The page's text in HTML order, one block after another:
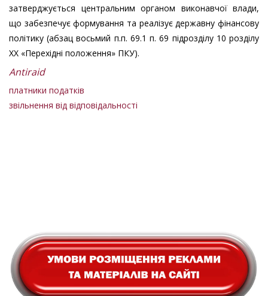
затверджується центральним органом виконавчої влади,
що забезпечує формування та реалізує державну фінансову
політику (абзац восьмий п.п. 69.1 п. 69 підрозділу 10 розділу
XX «Перехідні положення» ПКУ).
Аntiraid
платники податків
звільнення від відповідальності